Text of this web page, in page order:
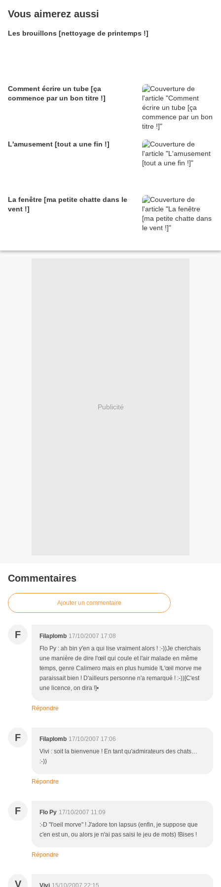
Vous aimerez aussi
Les brouillons [nettoyage de printemps !]
Comment écrire un tube [ça
commence par un bon titre !]
L'amusement [tout a une fin !]
La fenêtre [ma petite chatte dans le
vent !]
Publicité
Commentaires
Ajouter un commentaire
F Filaplomb 17/10/2007 17:08
Flo Py : ah bin y'en a qui lise vraiment alors ! :-))Je cherchais
une manière de dire l'œil qui coule et l'air malade en même
temps, genre Calimero mais en plus humide !L'œil morve me
paraissait bien ! D'ailleurs personne n'a remarqué ! :-))[C'est
une licence, on dira !]•
Répondre
F Filaplomb 17/10/2007 17:06
Vivi : soit la bienvenue ! En tant qu'admirateurs des chats…
:-))
Répondre
F Flo Py 17/10/2007 11:09
:-D "l'oeil morve" ! J'adore ton lapsus (enfin, je suppose que
c'en est un, ou alors je n'ai pas saisi le jeu de mots) !Bises !
Répondre
V Vivi 15/10/2007 22:15